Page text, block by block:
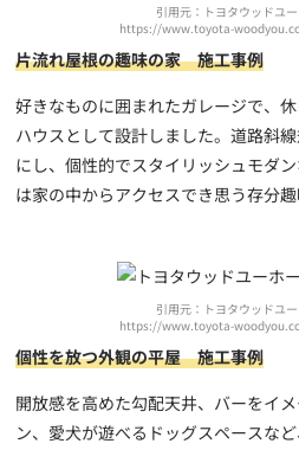
引用元：トヨタウッドユ
https://www.toyota-
片流れ屋根の趣味の家 施工事例
好きなものに囲まれたガレージで、
ハウスとして設計しました。道路斜
にし、個性的でスタイリッシュモダ
は家の中からアクセスでき思う存分趣
引用元：トヨタウッドユ
https://www.toyota-
個性を放つ外観の平屋 施工事例
開放感を高めた勾配天井、バーをイ
ン、愛犬が遊べるドッグスペースな